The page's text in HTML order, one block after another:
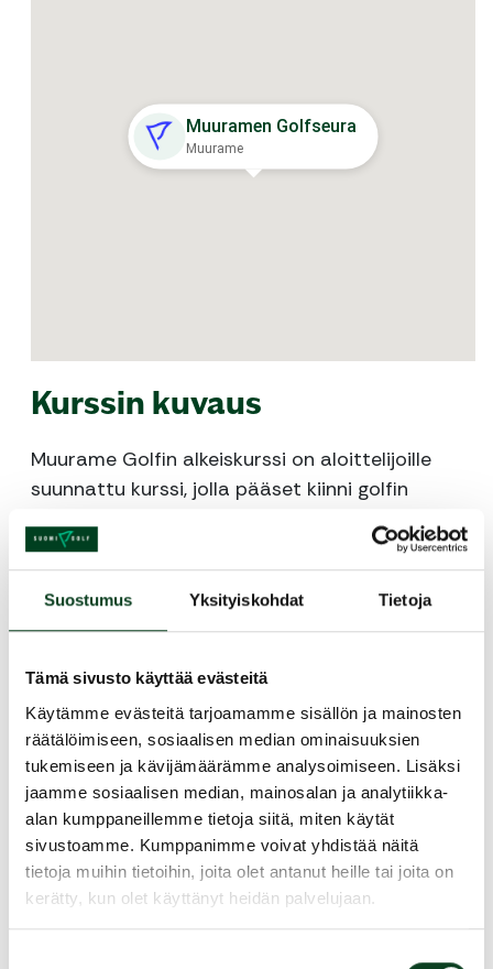
Suostumus Yksityiskohdat Tietoja
Tämä sivusto käyttää evästeitä
Käytämme evästeitä tarjoamamme sisällön ja mainosten
räätälöimiseen, sosiaalisen median ominaisuuksien
tukemiseen ja kävijämäärämme analysoimiseen. Lisäksi
jaamme sosiaalisen median, mainosalan ja analytiikka-
alan kumppaneillemme tietoja siitä, miten käytät
sivustoamme. Kumppanimme voivat yhdistää näitä
tietoja muihin tietoihin, joita olet antanut heille tai joita on
kerätty, kun olet käyttänyt heidän palvelujaan.
Muuramen Golfseura
Muurame
Kurssin kuvaus
Muurame Golfin alkeiskurssi on aloittelijoille
suunnattu kurssi, jolla pääset kiinni golfin
perusteisiin. Kurssin päätteeksi olet valmis
pelaamaan golfia virallisella golfkentällä.
Kurssilla saat ammattitaitoisen opetuksen
golfin perusteista aina putista draiviin.
Harjoittelu sisältää tekniikka- ja
lyöntiharjoitusten lisäksi kentällä pelaamista.
lyöntejä, pelaamista ja liikkumista kentällä sekä
golfin sääntöjä. Hinta sisältää opetuksen,
välineet kurssin ajaksi sekä Green Card -
suorituksen.
Jaa kurssi kaverille
Siirry takaisin hakuun